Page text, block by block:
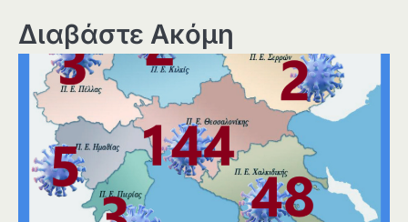
Διαβάστε Ακόμη